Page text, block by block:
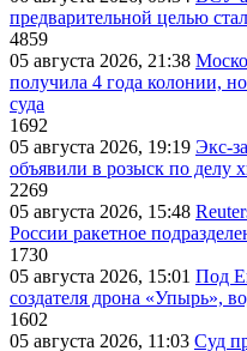
предварительной целью
4859
05 августа 2026, 21:38
получила 4 года колонии,
суда
1692
05 августа 2026, 19:19 Экс-
объявили в розыск по делу
2269
05 августа 2026, 15:48
России ракетное
1730
05 августа 2026, 15:01 Под
создателя дрона «Упырь»,
1602
05 августа 2026, 11:03 Суд